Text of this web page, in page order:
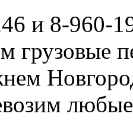
и 8-960-
грузовые